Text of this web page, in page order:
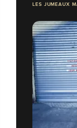
LES JUMEAUX